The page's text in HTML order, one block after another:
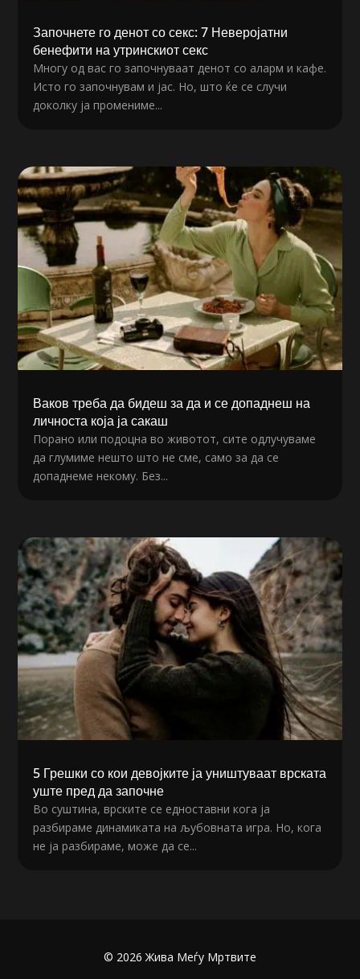
Започнете го денот со секс: 7 Неверојатни
бенефити на утринскиот секс
Многу од вас го започнуваат денот со аларм и кафе.
Исто го започнувам и јас. Но, што ќе се случи
доколку ја промениме...
Ваков треба да бидеш за да и се допаднеш на
личноста која ја сакаш
Порано или подоцна во животот, сите одлучуваме
да глумиме нешто што не сме, само за да се
допаднеме некому. Без...
5 Грешки со кои девојките ја уништуваат врската
уште пред да започне
Во суштина, врските се едноставни кога ја
разбираме динамиката на љубовната игра. Но, кога
не ја разбираме, може да се...
© 2026 Жива Меѓу Мртвите